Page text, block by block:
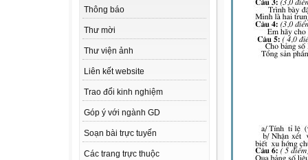
Thông báo
Thư mời
Thư viện ảnh
Liên kết website
Trao đổi kinh nghiệm
Góp ý với ngành GD
Soạn bài trực tuyến
Các trang trực thuộc